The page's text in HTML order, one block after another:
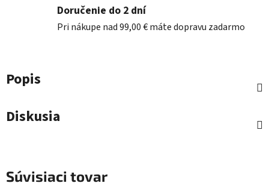
Doručenie do 2 dní
Pri nákupe nad 99,00 € máte dopravu zadarmo
Popis
Diskusia
Súvisiaci tovar